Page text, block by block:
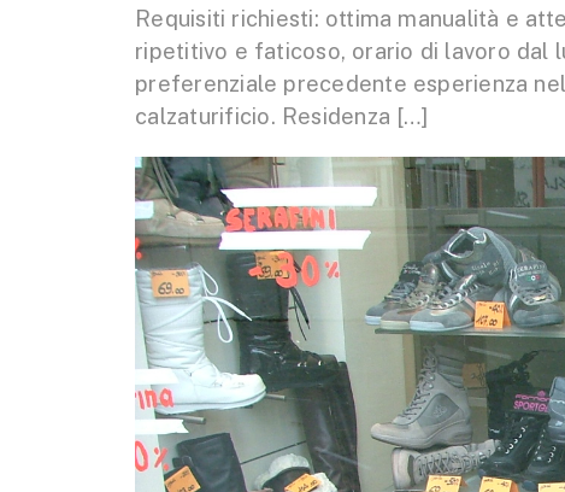
Requisiti richiesti: ottima manualità e
ripetitivo e faticoso, orario di lavoro dal
preferenziale precedente esperienza
calzaturificio. Residenza […]